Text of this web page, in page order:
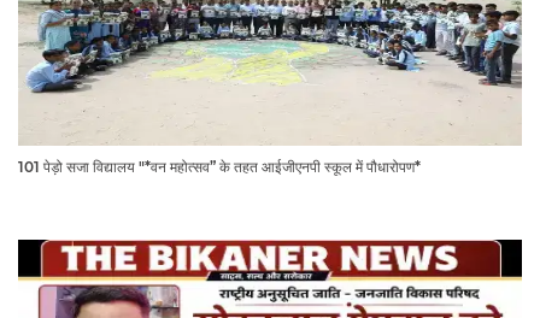
101 पेड़ो सजा विद्यालय "*वन महोत्सव” के तहत आईजीएनपी स्कूल में पौधारोपण*